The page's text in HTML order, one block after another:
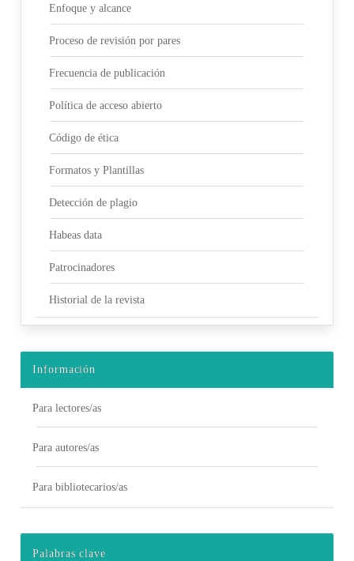
Enfoque y alcance
Proceso de revisión por pares
Frecuencia de publicación
Política de acceso abierto
Código de ética
Formatos y Plantillas
Detección de plagio
Habeas data
Patrocinadores
Historial de la revista
Información
Para lectores/as
Para autores/as
Para bibliotecarios/as
Palabras clave